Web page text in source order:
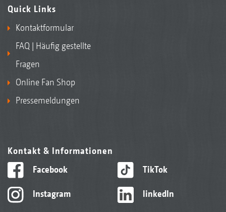
Quick Links
Kontaktformular
FAQ | Häufig gestellte
Fragen
Online Fan Shop
Pressemeldungen
Kontakt & Informationen
Facebook
Instagram
TikTok
linkedIn